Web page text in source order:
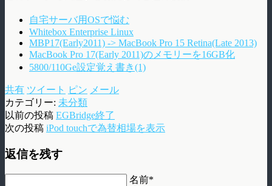
自宅サーバ用OSで悩む
Whitebox Enterprise Linux
MBP17(Early2011) -> MacBook Pro 15 Retina(Late 2013)
MacBook Pro 17(Early 2011)のメモリーを16GB化
5800/110Ge設定覚え書き(1)
共有 ツイート ピン メール
カテゴリー: 未分類
以前の投稿 EGBridge終了
次の投稿 iPod touchで為替相場を表示
返信を残す
名前*